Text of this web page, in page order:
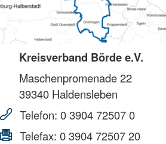
Kreisverband Börde e.V.
Maschenpromenade 22
39340 Haldensleben
Telefon: 0 3904 72507 0
Telefax: 0 3904 72507 20